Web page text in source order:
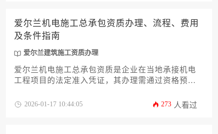
爱尔兰机电施工总承包资质办理、流程、费用
及条件指南
爱尔兰建筑施工资质办理
爱尔兰机电施工总承包资质是企业在当地承接机电
工程项目的法定准入凭证，其办理需通过资格预
人员配置、资金实力、工程业绩等核心条件，整体
2026-01-17 10:44:05 273 人看过